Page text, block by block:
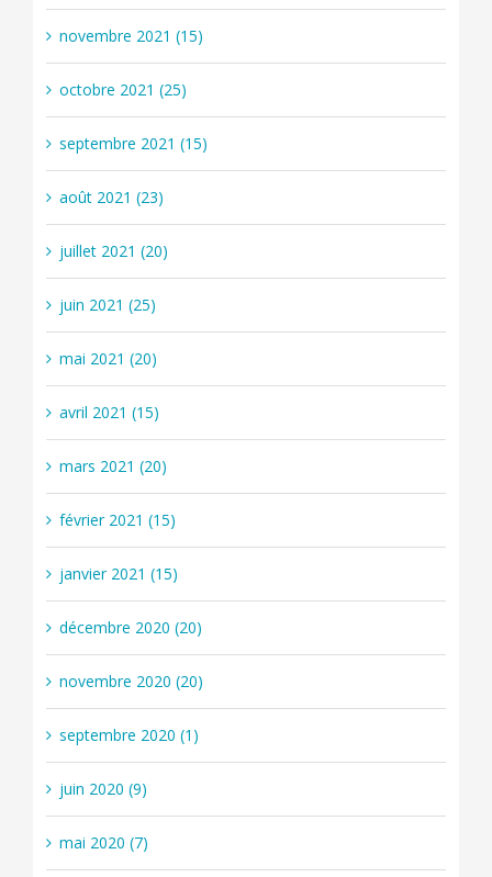
novembre 2021 (15)
octobre 2021 (25)
septembre 2021 (15)
août 2021 (23)
juillet 2021 (20)
juin 2021 (25)
mai 2021 (20)
avril 2021 (15)
mars 2021 (20)
février 2021 (15)
janvier 2021 (15)
décembre 2020 (20)
novembre 2020 (20)
septembre 2020 (1)
juin 2020 (9)
mai 2020 (7)